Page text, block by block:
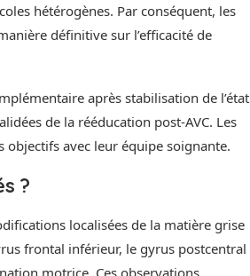
hétérogènes. Par conséquent, les
définitive sur l’efficacité de
après stabilisation de l’état
de la rééducation post-AVC. Les
avec leur équipe soignante.
?
localisées de la matière grise
frontal inférieur, le gyrus postcentral
motrice. Ces observations